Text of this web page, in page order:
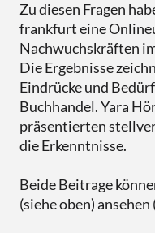
Zu diesen Fragen
frankfurt eine
Nachwuchskräften
Die Ergebnisse
Eindrücke und
Buchhandel. Yara
präsentierten
die Erkenntnisse.
Beide Beitrage
(siehe oben)